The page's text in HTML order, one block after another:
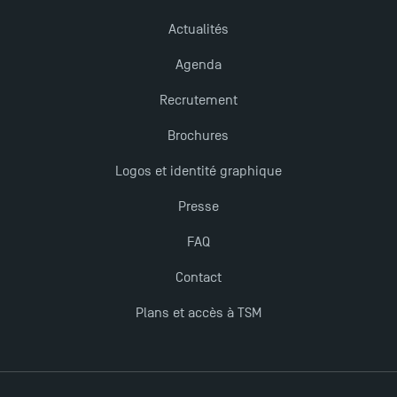
TSM obtient la prestigieuse accréditation EQUIS en
professionnelles en alternance à TSM !
Management pour 2025 : des opportunités encore
Actualités
Agenda
Recrutement
Brochures
Logos et identité graphique
Presse
FAQ
Contact
Plans et accès à TSM